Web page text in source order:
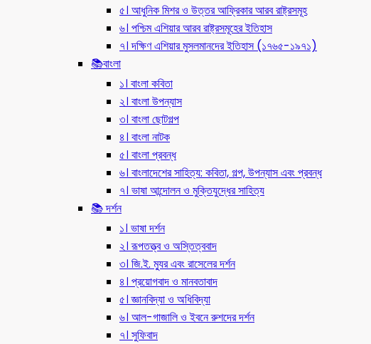
৫। আধুনিক মিশর ও উত্তর আফ্রিকার আরব রাষ্ট্রসমূহ
৬। পশ্চিম এশিয়ার আরব রাষ্ট্রসমূহের ইতিহাস
৭। দক্ষিণ এশিয়ার মুসলমানদের ইতিহাস (১৭৬৫-১৯৭১)
📚বাংলা
১। বাংলা কবিতা
২। বাংলা উপন্যাস
৩। বাংলা ছোটগল্প
৪। বাংলা নাটক
৫। বাংলা প্রবন্ধ
৬। বাংলাদেশের সাহিত্য: কবিতা, গল্প, উপন্যাস এবং প্রবন্ধ
৭। ভাষা আন্দোলন ও মুক্তিযুদ্ধের সাহিত্য
📚 দর্শন
১। ভাষা দর্শন
২। রূপতত্ত্ব ও অস্তিত্ববাদ
৩। জি.ই. ম্যুর এবং রাসেলের দর্শন
৪। প্রয়োগবাদ ও মানবতাবাদ
৫। জ্ঞানবিদ্যা ও অধিবিদ্যা
৬। আল-গাজালি ও ইবনে রুশদের দর্শন
৭। সুফিবাদ